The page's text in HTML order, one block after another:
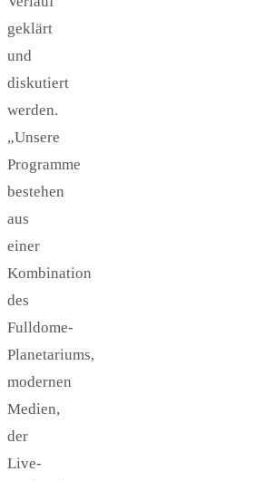
geklärt
und
diskutiert
werden.
„Unsere
Programme
bestehen
aus
einer
Kombination
des
Fulldome-
Planetariums,
modernen
Medien,
der
Live-